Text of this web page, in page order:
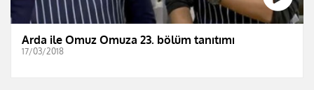
Arda ile Omuz Omuza 23. bölüm tanıtımı
17/03/2018